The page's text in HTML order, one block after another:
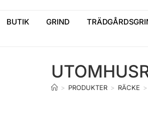
BUTIK GRIND
> PRODUKTER > RÄCKE >